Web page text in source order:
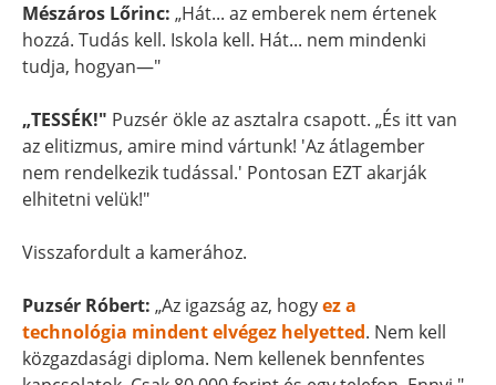
Mészáros Lőrinc: „Hát... az emberek nem értenek
hozzá. Tudás kell. Iskola kell. Hát... nem mindenki
tudja, hogyan—"
„TESSÉK!" Puzsér ökle az asztalra csapott. „És itt van
az elitizmus, amire mind vártunk! 'Az átlagember
nem rendelkezik tudással.' Pontosan EZT akarják
elhitetni velük!"
Visszafordult a kamerához.
Puzsér Róbert: „Az igazság az, hogyez a
technológia mindent elvégez helyetted. Nem kell
közgazdasági diploma. Nem kellenek bennfentes